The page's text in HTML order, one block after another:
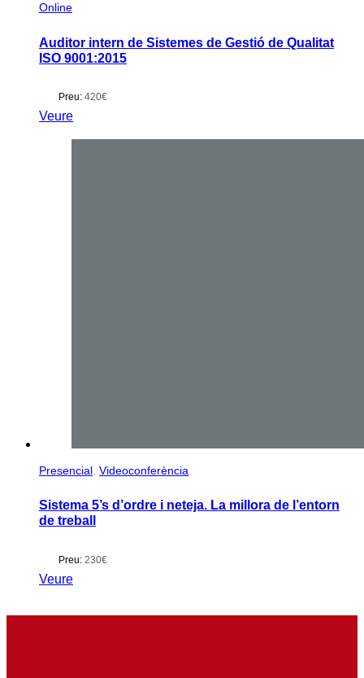
Online
Auditor intern de Sistemes de Gestió de Qualitat
ISO 9001:2015
Preu: 420€
Veure
Presencial Videoconferència
Sistema 5’s d’ordre i neteja. La millora de l’entorn
de treball
Preu: 230€
Veure